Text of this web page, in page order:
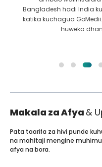
Bangladesh hadi India
katika kuchagua
huweka
Makala za Afya &
Pata taarifa za hivi punde
na mahitaji mengine
afya na bora.